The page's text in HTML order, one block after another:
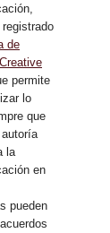
de
permite
lo
que
la
en
pueden